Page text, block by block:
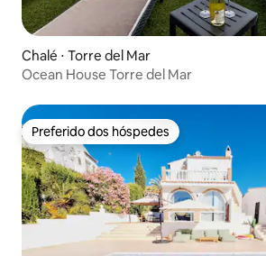
Chalé ⋅ Torre del Mar
Ocean House Torre del Mar
Preferido dos hóspedes
Preferido dos hóspedes